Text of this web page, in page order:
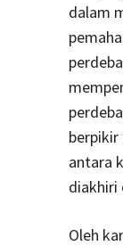
dalam
antara
diakhiri
Oleh